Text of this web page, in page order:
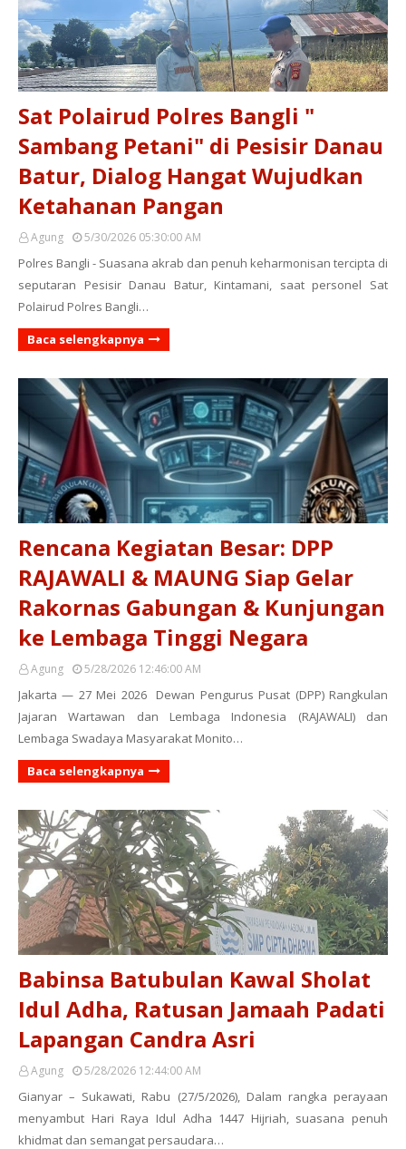
Sat Polairud Polres Bangli "
Sambang Petani" di Pesisir Danau
Batur, Dialog Hangat Wujudkan
Ketahanan Pangan
Agung 5/30/2026 05:30:00 AM
Polres Bangli - Suasana akrab dan penuh keharmonisan tercipta di
seputaran Pesisir Danau Batur, Kintamani, saat personel Sat
Polairud Polres Bangli…
Baca selengkapnya
Rencana Kegiatan Besar: DPP
RAJAWALI & MAUNG Siap Gelar
Rakornas Gabungan & Kunjungan
ke Lembaga Tinggi Negara
Agung 5/28/2026 12:46:00 AM
Jakarta — 27 Mei 2026 Dewan Pengurus Pusat (DPP) Rangkulan
Jajaran Wartawan dan Lembaga Indonesia (RAJAWALI) dan
Lembaga Swadaya Masyarakat Monito…
Baca selengkapnya
Babinsa Batubulan Kawal Sholat
Idul Adha, Ratusan Jamaah Padati
Lapangan Candra Asri
Agung 5/28/2026 12:44:00 AM
Gianyar – Sukawati, Rabu (27/5/2026), Dalam rangka perayaan
menyambut Hari Raya Idul Adha 1447 Hijriah, suasana penuh
khidmat dan semangat persaudara…